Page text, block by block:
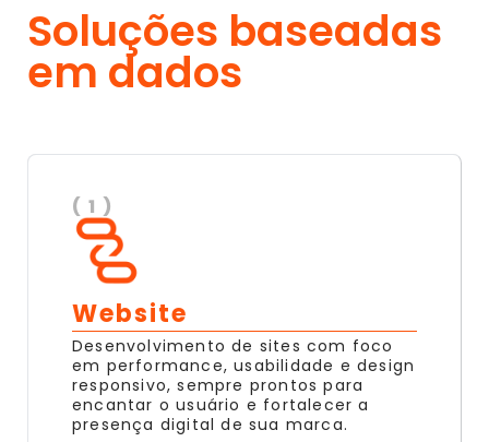
Soluções baseadas
em dados
( 1 )
Website
Desenvolvimento de sites com foco
em performance, usabilidade e design
responsivo, sempre prontos para
encantar o usuário e fortalecer a
presença digital de sua marca.